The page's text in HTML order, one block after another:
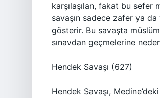
karşılaşılan, fakat bu sefer
savaşın sadece zafer ya
gösterir. Bu savaşta
sınavdan geçmelerine
Hendek Savaşı (627)
Hendek Savaşı,